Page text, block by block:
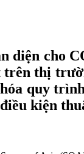
diện cho
thị
quy
kiện